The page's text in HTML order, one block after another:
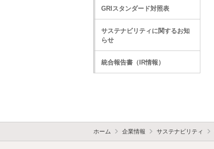
GRIスタンダード対照表
サステナビリティに関するお知
らせ
統合報告書（IR情報）
ホーム 企業情報 サステナビリティ